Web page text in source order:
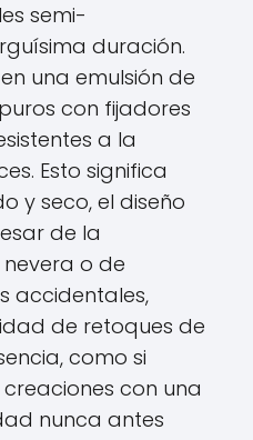
semi-
duración.
una emulsión de
con fijadores
a la
Esto significa
y seco, el diseño
de la
o de
accidentales,
de retoques de
como si
creaciones con una
nunca antes